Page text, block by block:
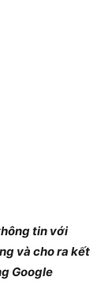
tin với
và cho ra kết
Google